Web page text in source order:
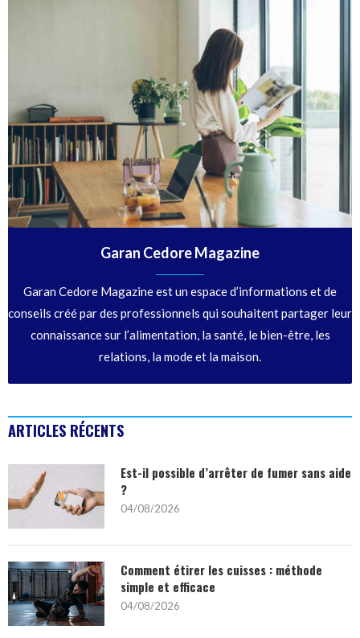
Garan Cedore Magazine
Garan Cedore Magazine est un espace d’informations et de
conseils créé par des professionnels qui souhaitent partager leur
connaissance sur l’alimentation, la santé, le bien-être, les
relations, la mode et la maison.
ARTICLES RÉCENTS
Est-il possible d’arrêter de fumer sans aide
?
04/08/2026
Comment étirer les cuisses : méthode
simple et efficace
04/08/2026